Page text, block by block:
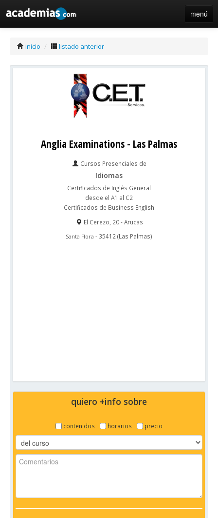
menú
inicio / listado anterior
Anglia Examinations - Las Palmas
Cursos Presenciales de
Idiomas
Certificados de Inglés General
desde el A1 al C2
Certificados de Business English
El Cerezo, 20 - Arucas
Santa Flora - 35412 (Las Palmas)
quiero +info sobre
contenidos horarios precio